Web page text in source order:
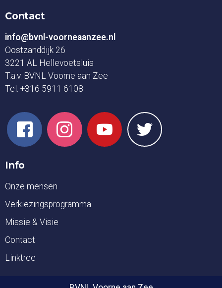
Contact
info@bvnl-voorneaanzee.nl
Oostzanddijk 26
3221 AL Hellevoetsluis
T.a.v. BVNL Voorne aan Zee
Tel: +316 5911 6108
Info
Onze mensen
Verkiezingsprogramma
Missie & Visie
Contact
Linktree